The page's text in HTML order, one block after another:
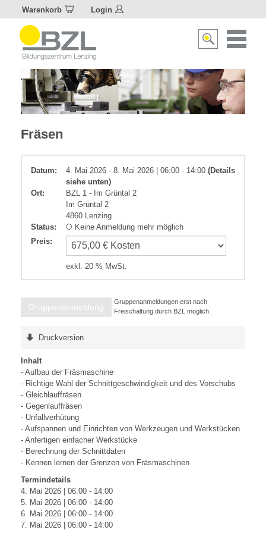
Warenkorb Login
Suche
Metall
Fräsen
Datum: 4. Mai 2026 - 8. Mai 2026 | 06:00 - 14:00 (Details
siehe unten)
Ort:
BZL 1 - Im Grüntal 2
Im Grüntal 2
4860 Lenzing
Status:
Keine Anmeldung mehr möglich
Preis:
exkl. 20 % MwSt.
Gruppenanmeldung
Gruppenanmeldungen erst nach
Freischaltung durch BZL möglich.
Druckversion
Inhalt
- Aufbau der Fräsmaschine
- Richtige Wahl der Schnittgeschwindigkeit und des Vorschubs
- Gleichlauffräsen
- Gegenlauffräsen
- Unfallverhütung
- Aufspannen und Einrichten von Werkzeugen und Werkstücken
- Anfertigen einfacher Werkstücke
- Berechnung der Schnittdaten
- Kennen lernen der Grenzen von Fräsmaschinen
Termindetails
4. Mai 2026 | 06:00 - 14:00
5. Mai 2026 | 06:00 - 14:00
6. Mai 2026 | 06:00 - 14:00
7. Mai 2026 | 06:00 - 14:00